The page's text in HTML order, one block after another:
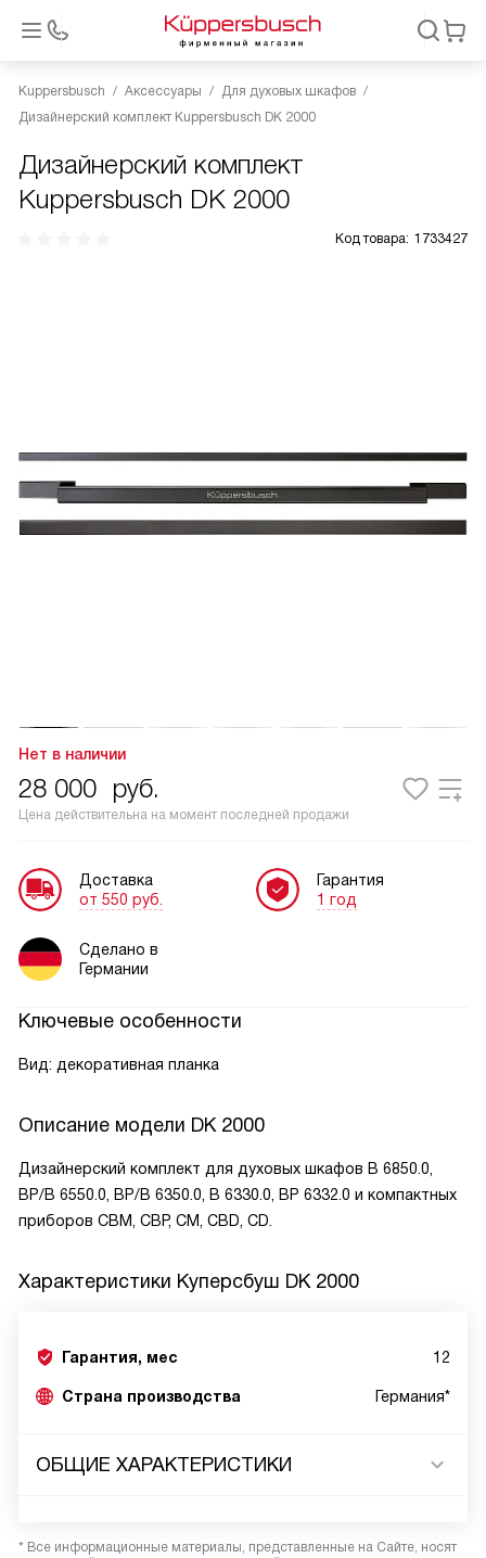
Kuppersbusch Аксессуары
Для духовых шкафов
Дизайнерский комплект Kuppersbusch DK 2000
Дизайнерский комплект
Kuppersbusch DK 2000
Код товара: 1733427
Нет в наличии
28 000 руб.
Цена действительна на момент последней продажи
Доставка
от 550 руб.
Гарантия
1 год
Сделано в
Германии
Ключевые особенности
Вид: декоративная планка
Описание модели DK 2000
Дизайнерский комплект для духовых шкафов B 6850.0,
BP/B 6550.0, BP/B 6350.0, B 6330.0, BP 6332.0 и компактных
приборов CBM, CBP, CM, CBD, CD.
Характеристики Куперсбуш DK 2000
Гарантия, мес 12
Страна производства Германия*
ОБЩИЕ ХАРАКТЕРИСТИКИ
* Все информационные материалы, представленные на Сайте, носят